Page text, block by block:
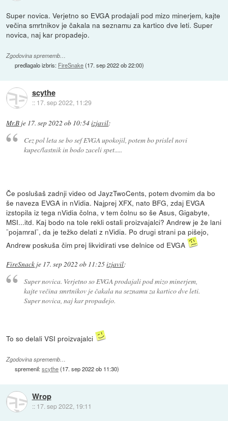
Super novica. Verjetno so EVGA prodajali pod mizo minerjem, kajte
večina smrtnikov je čakala na seznamu za kartico dve leti. Super
novica, naj kar propadejo.
Zgodovina sprememb…
predlagalo izbris: FireSnake(17. sep 2022 ob 22:00)
scythe
:: 17. sep 2022, 11:29
Mr.B je 17. sep 2022 ob 10:54izjavil:
Cez pol leta se bo sef EVGA upokojil, potem bo prislel novi
kupec/lastnik in bodo zaceli spet.....
Če poslušaš zadnji video od JayzTwoCents, potem dvomim da bo
še naveza EVGA in nVidia. Najprej XFX, nato BFG, zdaj EVGA
izstopila iz tega nVidia čolna, v tem čolnu so še Asus, Gigabyte,
MSI...itd. Kaj bodo na tole rekli ostali proizvajalci? Andrew je že lani
¨pojamral¨, da je težko delati z nVidia. Po drugi strani pa pišejo,
Andrew poskuša čim prej likvidirati vse delnice od EVGA
FireSnack je 17. sep 2022 ob 11:25izjavil:
Super novica. Verjetno so EVGA prodajali pod mizo minerjem,
kajte večina smrtnikov je čakala na seznamu za kartico dve leti.
Super novica, naj kar propadejo.
To so delali VSI proizvajalci
Zgodovina sprememb…
spremenil:scythe(17. sep 2022 ob 11:30)
Wrop
:: 17. sep 2022, 19:11